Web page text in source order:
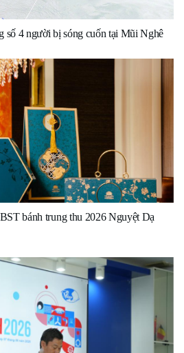
số 4 người bị sóng cuốn tại Mũi Nghê
bánh trung thu 2026 Nguyệt Dạ